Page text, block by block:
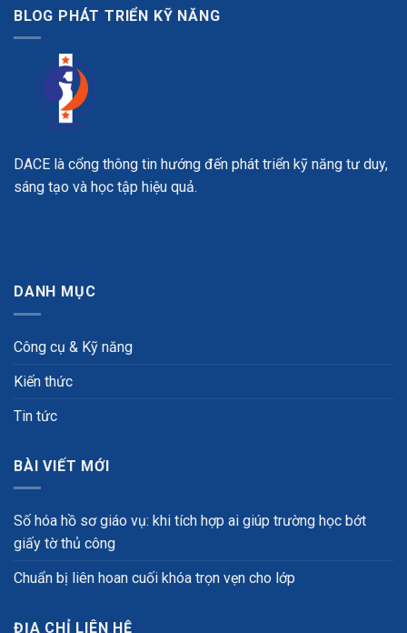
BLOG PHÁT TRIỂN KỸ NĂNG
DACE là cổng thông tin hướng đến phát triển kỹ năng tư duy,
sáng tạo và học tập hiệu quả.
DANH MỤC
Công cụ & Kỹ năng
Kiến thức
Tin tức
BÀI VIẾT MỚI
Số hóa hồ sơ giáo vụ: khi tích hợp ai giúp trường học bớt
giấy tờ thủ công
Chuẩn bị liên hoan cuối khóa trọn vẹn cho lớp
ĐỊA CHỈ LIÊN HỆ